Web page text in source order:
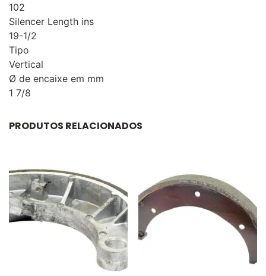
102
Silencer Length ins
19-1/2
Tipo
Vertical
Ø de encaixe em mm
1 7/8
PRODUTOS RELACIONADOS